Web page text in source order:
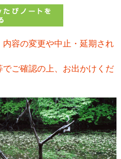
容の変更や中止・延期され
ご確認の上、お出かけくだ